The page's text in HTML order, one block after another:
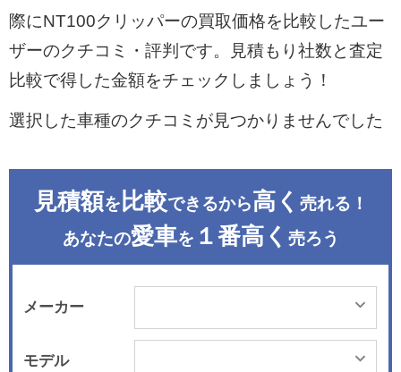
際にNT100クリッパーの買取価格を比較したユー
ザーのクチコミ・評判です。見積もり社数と査定
比較で得した金額をチェックしましょう！
選択した車種のクチコミが見つかりませんでした
見積額を 比較できるから高く 売れる！
あなたの愛車を １番高く 売ろう
メーカー
モデル